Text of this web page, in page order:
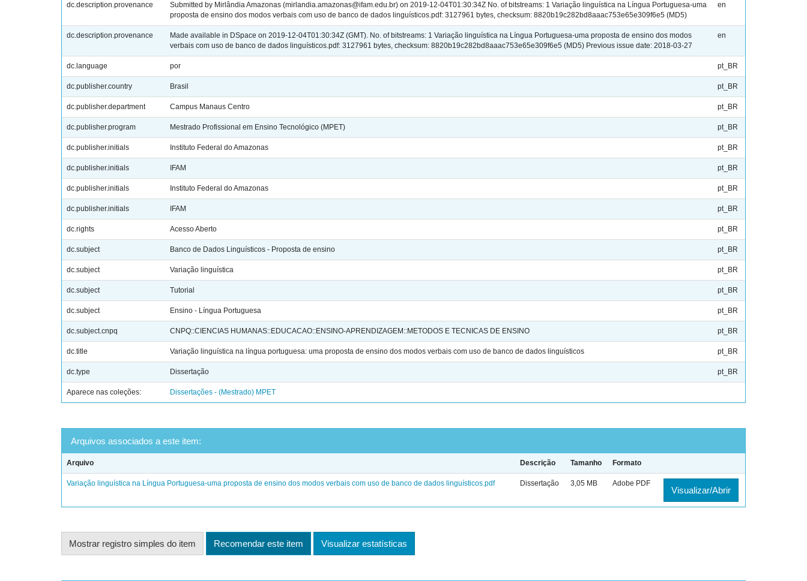
dc.description.provenance
Submitted by Mirlândia Amazonas (mirlandia.amazonas@ifam.edu.br) on 2019-12-04T01:30:34Z No. of bitstreams: 1 Variação linguística na Língua Portuguesa-uma
proposta de ensino dos modos verbais com uso de banco de dados linguísticos.pdf: 3127961 bytes, checksum: 8820b19c282bd8aaac753e65e309f6e5 (MD5)
en
dc.description.provenance
Made available in DSpace on 2019-12-04T01:30:34Z (GMT). No. of bitstreams: 1 Variação linguística na Língua Portuguesa-uma proposta de ensino dos modos
verbais com uso de banco de dados linguísticos.pdf: 3127961 bytes, checksum: 8820b19c282bd8aaac753e65e309f6e5 (MD5) Previous issue date: 2018-03-27
en
dc.language por pt_BR
dc.publisher.country Brasil pt_BR
dc.publisher.department Campus Manaus Centro pt_BR
dc.publisher.program Mestrado Profissional em Ensino Tecnológico (MPET) pt_BR
dc.publisher.initials Instituto Federal do Amazonas pt_BR
dc.publisher.initials IFAM pt_BR
dc.publisher.initials Instituto Federal do Amazonas pt_BR
dc.publisher.initials IFAM pt_BR
dc.rights Acesso Aberto pt_BR
dc.subject Banco de Dados Linguísticos - Proposta de ensino pt_BR
dc.subject Variação linguística pt_BR
dc.subject Tutorial pt_BR
dc.subject Ensino - Língua Portuguesa pt_BR
dc.subject.cnpq CNPQ::CIENCIAS HUMANAS::EDUCACAO::ENSINO-APRENDIZAGEM::METODOS E TECNICAS DE ENSINO pt_BR
dc.title Variação linguística na língua portuguesa: uma proposta de ensino dos modos verbais com uso de banco de dados linguísticos pt_BR
dc.type Dissertação pt_BR
Aparece nas coleções: Dissertações - (Mestrado) MPET
Arquivos associados a este item:
Arquivo Descrição Tamanho Formato
Variação linguística na Língua Portuguesa-uma proposta de ensino dos modos verbais com uso de banco de dados linguísticos.pdf Dissertação 3,05 MB Adobe PDF
Visualizar/Abrir
Mostrar registro simples do item Recomendar este item Visualizar estatísticas